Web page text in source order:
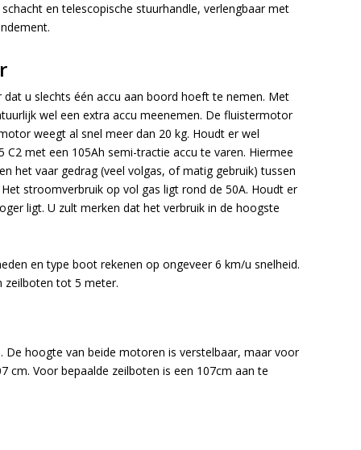
en telescopische stuurhandle, verlengbaar met
u slechts één accu aan boord hoeft te nemen. Met
wel een extra accu meenemen. De fluistermotor
weegt al snel meer dan 20 kg. Houdt er wel
met een 105Ah semi-tractie accu te varen. Hiermee
het vaar gedrag (veel volgas, of matig gebruik) tussen
stroomverbruik op vol gas ligt rond de 50A. Houdt er
ligt. U zult merken dat het verbruik in de hoogste
en type boot rekenen op ongeveer 6 km/u snelheid.
zeilboten tot 5 meter.
De hoogte van beide motoren is verstelbaar, maar voor
cm. Voor bepaalde zeilboten is een 107cm aan te